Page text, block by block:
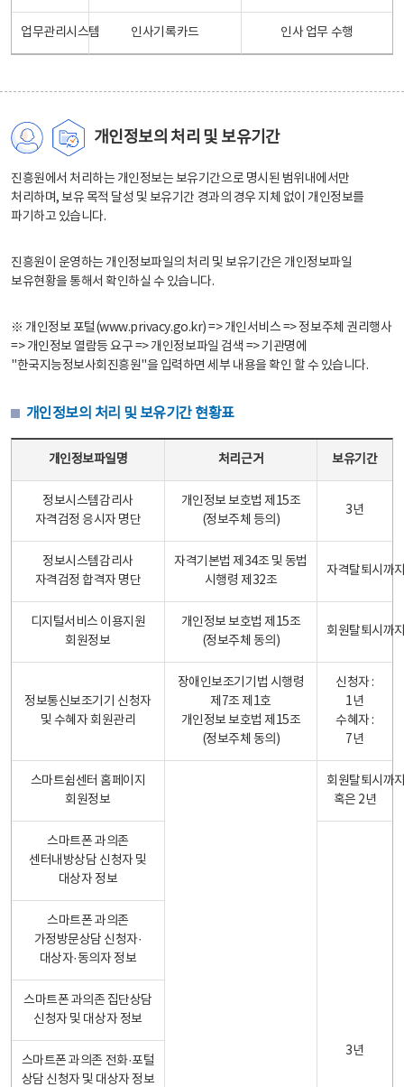
업무관리시스템 인사기록카드 인사 업무 수행
개인정보의 처리 및 보유기간
진흥원에서 처리하는 개인정보는 보유기간으로 명시된 범위내에서만
처리하며, 보유 목적 달성 및 보유기간 경과의 경우 지체 없이 개인정보를
파기하고 있습니다.
진흥원이 운영하는 개인정보파일의 처리 및 보유기간은 개인정보파일
보유현황을 통해서 확인하실 수 있습니다.
※ 개인정보 포털(www.privacy.go.kr) => 개인서비스 => 정보주체 권리행사
=> 개인정보 열람등 요구 => 개인정보파일 검색 => 기관명에
"한국지능정보사회진흥원"을 입력하면 세부 내용을 확인 할 수 있습니다.
개인정보의 처리 및 보유기간 현황표
개인정보파일명 처리근거 보유기간
정보시스템감리사
자격검정 응시자 명단
개인정보 보호법 제15조
(정보주체 등의)
3년
정보시스템감리사
자격검정 합격자 명단
자격기본법 제34조 및 동법
시행령 제32조
자격탈퇴시까
디지털서비스 이용지원
회원정보
개인정보 보호법 제15조
(정보주체 동의)
회원탈퇴시까
정보통신보조기기 신청자
및 수혜자 회원관리
장애인보조기기법 시행령
제7조 제1호
개인정보 보호법 제15조
(정보주체 동의)
신청자 :
1년
수혜자 :
7년
스마트쉼센터 홈페이지
회원정보
회원탈퇴시까
혹은 2년
스마트폰 과의존
센터내방상담 신청자 및
대상자 정보
3년
스마트폰 과의존
가정방문상담 신청자·
대상자·동의자 정보
스마트폰 과의존 집단상담
신청자 및 대상자 정보
스마트폰 과의존 전화·포털
상담 신청자 및 대상자 정보